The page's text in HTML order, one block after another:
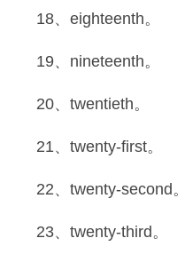
18、eighteenth。
19、nineteenth。
20、twentieth。
21、twenty-first。
22、twenty-second。
23、twenty-third。